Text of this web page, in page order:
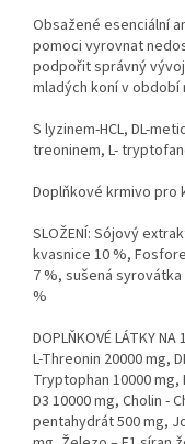
Obsažené esenciální
pomoci vyrovnat
podpořit správný
mladých koní v období
S lyzinem-HCL, DL-
treoninem, L-
Doplňkové krmivo pro
SLOŽENÍ: Sójový
kvasnice 10 %,
7 %, sušená
%
DOPLŇKOVÉ LÁTKY
L-Threonin 20000 mg,
Tryptophan 10000 mg,
D3 10000 mg, Cholin -
pentahydrát 500 mg,